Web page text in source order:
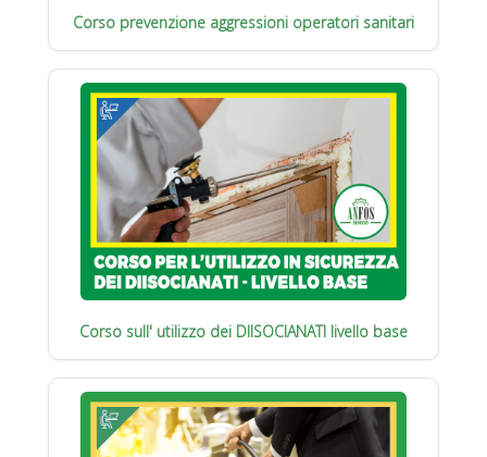
Corso prevenzione aggressioni operatori sanitari
Corso sull' utilizzo dei DIISOCIANATI livello base